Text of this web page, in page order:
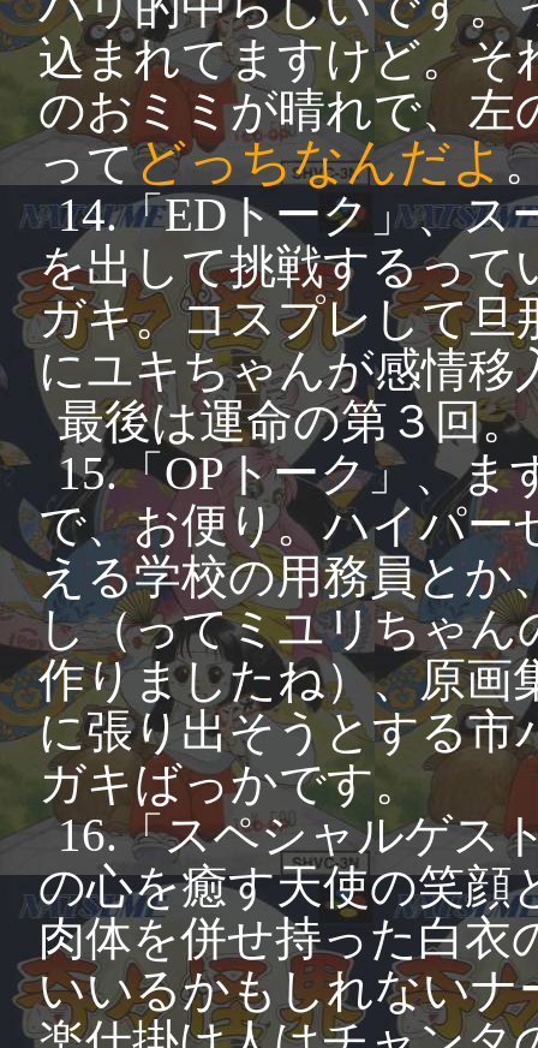
込まれてますけど。そ
のおミミが晴れで、左
ってどっちなんだよ
14.「EDトーク」、
を出して挑戦するって
ガキ。コスプレして旦
にユキちゃんが感情移
最後は運命の第３回。
15.「OPトーク」、
で、お便り。ハイパー
える学校の用務員とか
し（ってミユリちゃん
作りましたね）、原画
に張り出そうとする市
ガキばっかです。
16.「スペシャルゲス
の心を癒す天使の笑顔
肉体を併せ持った白衣
いいるかもしれないナ